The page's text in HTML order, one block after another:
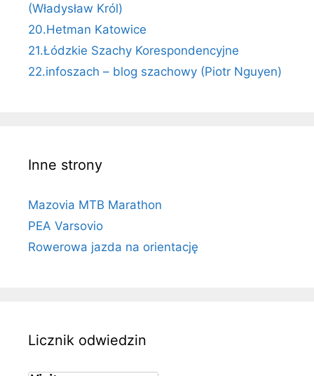
(Władysław Król)
20.Hetman Katowice
21.Łódzkie Szachy Korespondencyjne
22.infoszach – blog szachowy (Piotr Nguyen)
Inne strony
Mazovia MTB Marathon
PEA Varsovio
Rowerowa jazda na orientację
Licznik odwiedzin